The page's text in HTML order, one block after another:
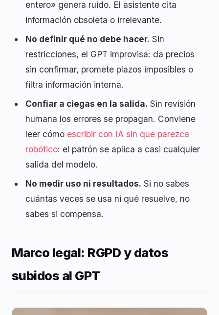
entero» genera ruido. El asistente cita
información obsoleta o irrelevante.
No definir qué no debe hacer. Sin
restricciones, el GPT improvisa: da precios
sin confirmar, promete plazos imposibles o
filtra información interna.
Confiar a ciegas en la salida. Sin revisión
humana los errores se propagan. Conviene
leer cómo escribir con IA sin que parezca
robótico: el patrón se aplica a casi cualquier
salida del modelo.
No medir uso ni resultados. Si no sabes
cuántas veces se usa ni qué resuelve, no
sabes si compensa.
Marco legal: RGPD y datos
subidos al GPT